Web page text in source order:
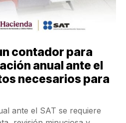
contador para
anual ante el
necesarios para
ante el SAT se requiere